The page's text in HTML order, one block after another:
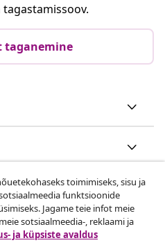
taganemine
toimimiseks, sisu ja
funktsioonide
Jagame teie infot meie
sotsiaalmeedia-, reklaami ja
ja küpsiste avaldus